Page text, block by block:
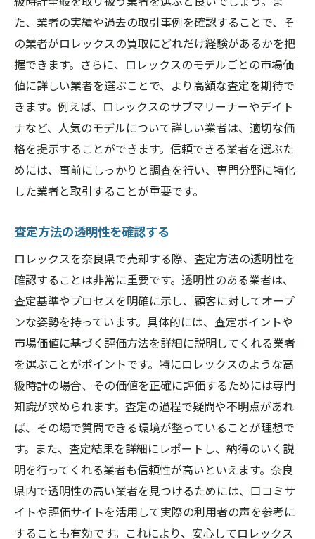
た、業者の実績や過去の取引事例を確認することで、そ
の業者がロレックスの買取にどれだけ経験があるかを把
握できます。さらに、ロレックスのモデルごとの市場価
値に詳しい業者を選ぶことで、より高額な査定を期待で
きます。例えば、ロレックスのサブマリーナーやデイト
ナなど、人気のモデルについて詳しい業者は、適切な価
格を提示することができます。信頼できる業者を選ぶた
めには、事前にしっかりと調査を行い、専門分野に特化
した業者と取引することが重要です。
査定方法の透明性を確認する
ロレックスを奈良県で売却する際、査定方法の透明性を
確認することは非常に重要です。透明性のある業者は、
査定基準やプロセスを明確に示し、顧客に対してオープ
ンな姿勢を持っています。具体的には、査定ポイントや
市場価値に基づく評価方法を詳細に説明してくれる業者
を選ぶことがポイントです。特にロレックスのような高
級時計の場合、その価値を正確に評価するためには専門
知識が求められます。査定の過程で疑問や不明点があれ
ば、その場で質問できる環境が整っていることが理想で
す。また、査定結果を詳細にレポートし、納得のいく説
明を行ってくれる業者も信頼性が高いといえます。奈良
県内で透明性の高い業者を見つけるためには、口コミサ
イトや評価サイトを活用して実際の利用者の声を参考に
することも有効です。これにより、安心してロレックス